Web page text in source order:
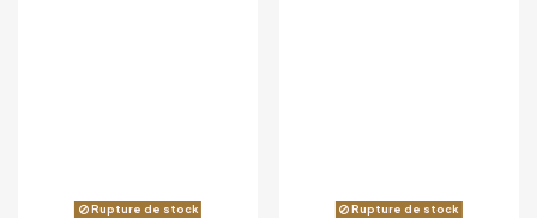
Rupture de stock Rupture de stock